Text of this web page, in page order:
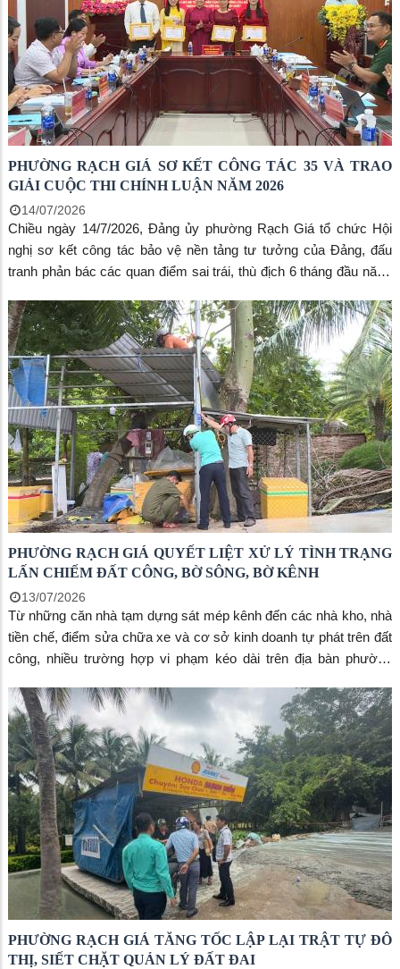
Đảng; đồng chí Tô Thị Trúc Giang - Giám đốc Trung tâm Chính trị
phường cùng các đồng chí lãnh đạo, viên chức Trung tâm Chính
trị, đại diện Trung tâm Dịch vụ tổng hợp phường và 60 học viên là
thành viên Ban Công tác 35, Tổ Công tác 35, lực lượng tuyên
truyền viên cơ sở, cộng tác viên dư luận xã hội.
PHƯỜNG RẠCH GIÁ SƠ KẾT CÔNG TÁC 35 VÀ TRAO
GIẢI CUỘC THI CHÍNH LUẬN NĂM 2026
14/07/2026
Chiều ngày 14/7/2026, Đảng ủy phường Rạch Giá tổ chức Hội
nghị sơ kết công tác bảo vệ nền tảng tư tưởng của Đảng, đấu
tranh phản bác các quan điểm sai trái, thù địch 6 tháng đầu năm;
2026 và trao giải Cuộc thi chính luận về bảo vệ nền tảng tư tưởng
của Đảng năm 2026. Đồng chí Nguyễn Thị Hoàn Xuân, Phó Bí
thư Thường trực Đảng ủy, Chủ tịch HĐND phường, Trưởng Ban
Công tác 35 Đảng ủy phường chủ trì hội nghị.
PHƯỜNG RẠCH GIÁ QUYẾT LIỆT XỬ LÝ TÌNH TRẠNG
LẤN CHIẾM ĐẤT CÔNG, BỜ SÔNG, BỜ KÊNH
13/07/2026
Từ những căn nhà tạm dựng sát mép kênh đến các nhà kho, nhà
tiền chế, điểm sửa chữa xe và cơ sở kinh doanh tự phát trên đất
công, nhiều trường hợp vi phạm kéo dài trên địa bàn phường
bước lập lại trật tự trong quản lý đất đai và chỉnh trang đô thị.
PHƯỜNG RẠCH GIÁ TĂNG TỐC LẬP LẠI TRẬT TỰ ĐÔ
THỊ, SIẾT CHẶT QUẢN LÝ ĐẤT ĐAI